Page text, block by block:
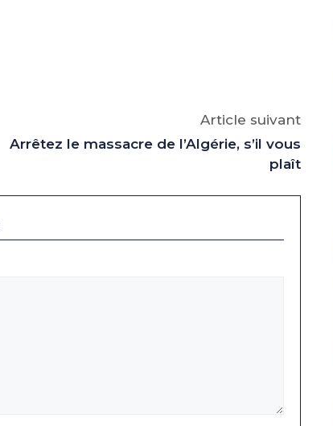
Article suivant
Arrêtez le massacre de l’Algérie, s’il vous
plaît